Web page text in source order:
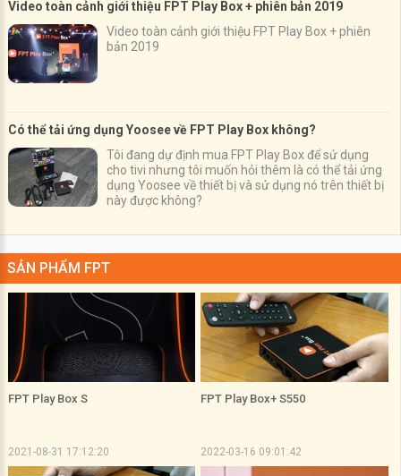
Video toàn cảnh giới thiệu FPT Play Box + phiên bản 2019
Video toàn cảnh giới thiệu FPT Play Box + phiên
bản 2019
Có thể tải ứng dụng Yoosee về FPT Play Box không?
Tôi đang dự định mua FPT Play Box để sử dụng
cho tivi nhưng tôi muốn hỏi thêm là có thể tải ứng
dụng Yoosee về thiết bị và sử dụng nó trên thiết bị
này được không?
SẢN PHẨM FPT
FPT Play Box S
2021-08-31 17:12:20
FPT Play Box+ S550
2022-03-16 09:01:42